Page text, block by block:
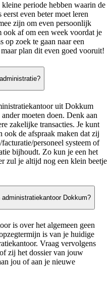
periode hebben waarin de
even beter moet leren
zijn om even persoonlijk
ook af om een week voordat je
op zoek te gaan naar een
plan dit even goed vooruit!
uit Dokkum
moeten doen. Denk aan
zakelijke transacties. Je kunt
ook de afspraak maken dat zij
personeel systeem of
bijhoudt. Zo kun je een het
zul je altijd nog een klein beetje
Dokkum?
is over het algemeen geen
is van je huidige
Vraag vervolgens
zij het dossier van jouw
jou of aan je nieuwe